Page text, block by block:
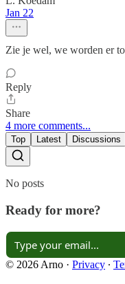
Jan 22
Zie je wel, we worden er
Reply
Share
4 more comments...
Top Latest Discussions
No posts
Ready for more?
© 2026 Arno · Privacy ∙